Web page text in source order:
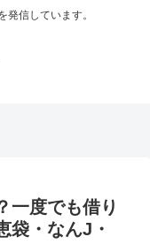
信しています。
一度でも借り
袋・なんJ・